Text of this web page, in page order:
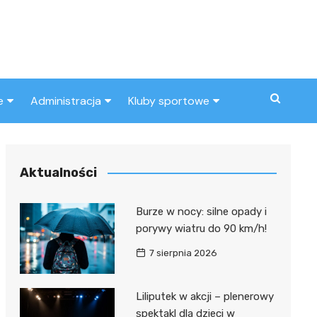
Administracja
Urząd miasta
Kluby sportowe
Aktualności
Burze w nocy: silne opady i
porywy wiatru do 90 km/h!
7 sierpnia 2026
Liliputek w akcji – plenerowy
spektakl dla dzieci w